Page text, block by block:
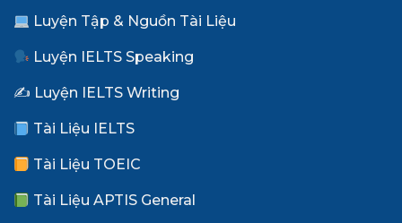
Luyện Tập & Nguồn Tài Liệu
Luyện IELTS Speaking
✍️ Luyện IELTS Writing
Tài Liệu IELTS
Tài Liệu TOEIC
Tài Liệu APTIS General